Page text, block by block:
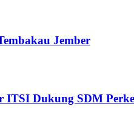
Jember
ITSI Dukung SDM